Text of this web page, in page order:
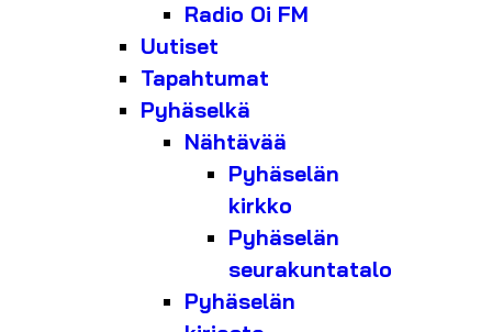
Radio Oi FM
Uutiset
Tapahtumat
Pyhäselkä
Nähtävää
Pyhäselän
kirkko
Pyhäselän
seurakuntatalo
Pyhäselän